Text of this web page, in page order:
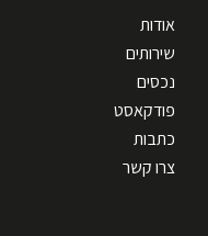
אודות
שירותים
נכסים
פודקאסט
כתבות
צרו קשר